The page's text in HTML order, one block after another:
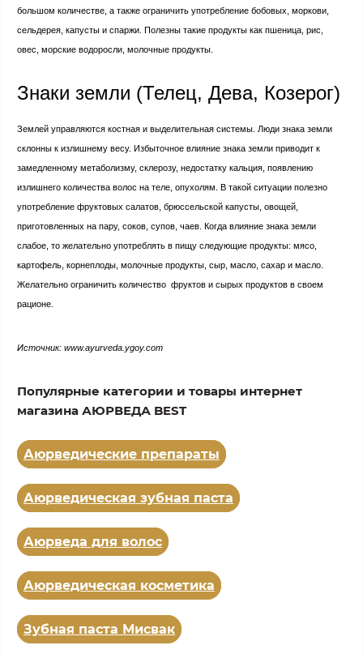
большом количестве, а также ограничить употребление бобовых, моркови,
сельдерея, капусты и спаржи. Полезны такие продукты как пшеница, рис,
овес, морские водоросли, молочные продукты.
Знаки земли (Телец, Дева, Козерог)
Землей управляются костная и выделительная системы. Люди знака земли
склонны к излишнему весу. Избыточное влияние знака земли приводит к
замедленному метаболизму, склерозу, недостатку кальция, появлению
излишнего количества волос на теле, опухолям. В такой ситуации полезно
употребление фруктовых салатов, брюссельской капусты, овощей,
приготовленных на пару, соков, супов, чаев. Когда влияние знака земли
слабое, то желательно употреблять в пищу следующие продукты: мясо,
картофель, корнеплоды, молочные продукты, сыр, масло, сахар и масло.
Желательно ограничить количество фруктов и сырых продуктов в своем
рационе.
Источник: www.ayurveda.ygoy.com
Популярные категории и товары интернет
магазина АЮРВЕДА BEST
Аюрведические препараты
Аюрведическая зубная паста
Аюрведа для волос
Аюрведическая косметика
Зубная паста Мисвак